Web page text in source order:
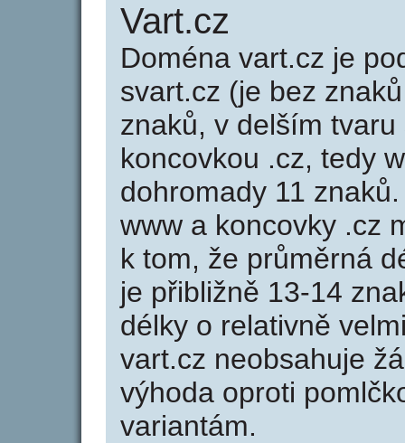
Vart.cz
Doména vart.cz je
svart.cz (je bez
znaků, v delším
koncovkou .cz, tedy
dohromady 11
www a koncovky .cz
k tom, že průměrná
je přibližně 13-14
délky o relativně
vart.cz neobsahuje
výhoda oproti
variantám.